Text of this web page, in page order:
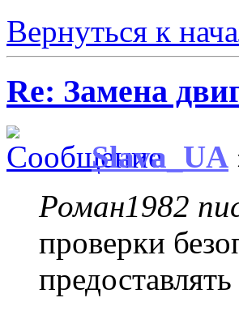
Вернуться к
Re: Замена
Slava_UA
Роман1982
проверки